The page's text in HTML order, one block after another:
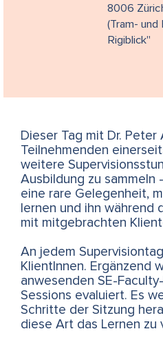
8006
(Tram-
Rigiblick"
Dieser Tag mit Dr.
Teilnehmenden
weitere
Ausbildung zu sammeln
eine rare Gelegenheit,
lernen und ihn während
mit mitgebrachten
An jedem
KlientInnen. Ergänzend
anwesenden SE-
Sessions evaluiert. Es
Schritte der Sitzung
diese Art das Lernen zu